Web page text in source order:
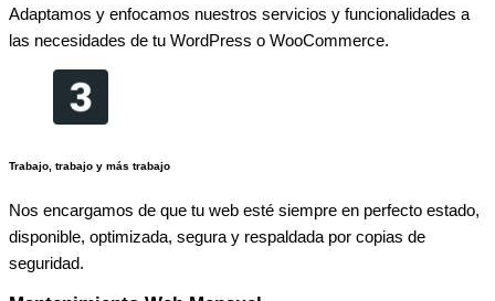
Adaptamos y enfocamos nuestros servicios y funcionalidades a
las necesidades de tu WordPress o WooCommerce.
Trabajo, trabajo y más trabajo
Nos encargamos de que tu web esté siempre en perfecto estado,
disponible, optimizada, segura y respaldada por copias de
seguridad.